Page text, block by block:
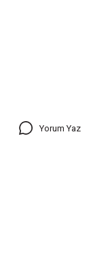
Yorum Yaz